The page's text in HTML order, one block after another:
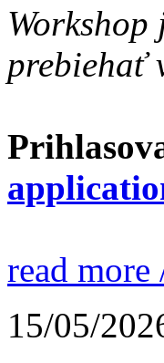
prebiehať
read more
15/05/